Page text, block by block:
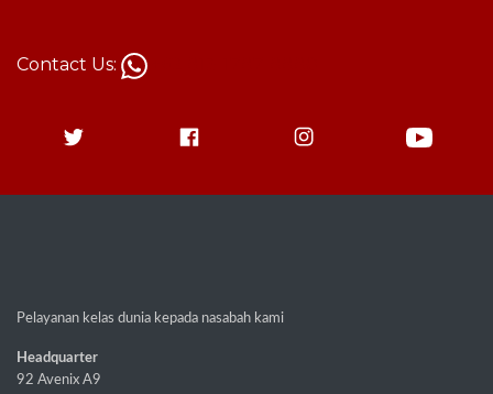
Contact Us:
Pelayanan kelas dunia kepada nasabah kami
Headquarter
92 Avenix A9